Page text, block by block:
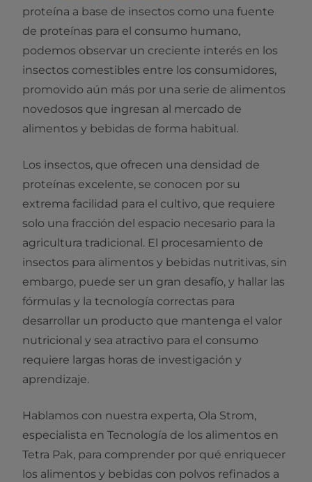
proteína a base de insectos como una fuente
de proteínas para el consumo humano,
podemos observar un creciente interés en los
insectos comestibles entre los consumidores,
promovido aún más por una serie de alimentos
novedosos que ingresan al mercado de
alimentos y bebidas de forma habitual.
Los insectos, que ofrecen una densidad de
proteínas excelente, se conocen por su
extrema facilidad para el cultivo, que requiere
solo una fracción del espacio necesario para la
agricultura tradicional. El procesamiento de
insectos para alimentos y bebidas nutritivas, sin
embargo, puede ser un gran desafío, y hallar las
fórmulas y la tecnología correctas para
desarrollar un producto que mantenga el valor
nutricional y sea atractivo para el consumo
requiere largas horas de investigación y
aprendizaje.
Hablamos con nuestra experta, Ola Strom,
especialista en Tecnología de los alimentos en
Tetra Pak, para comprender por qué enriquecer
los alimentos y bebidas con polvos refinados a